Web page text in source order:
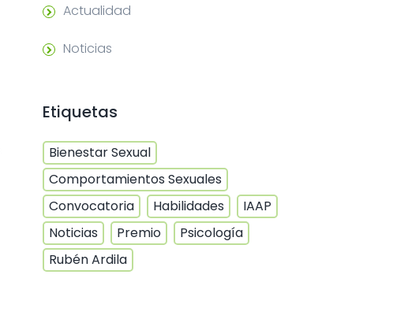
Actualidad
Noticias
Etiquetas
Bienestar Sexual
Comportamientos Sexuales
Convocatoria
Habilidades
IAAP
Noticias
Premio
Psicología
Rubén Ardila